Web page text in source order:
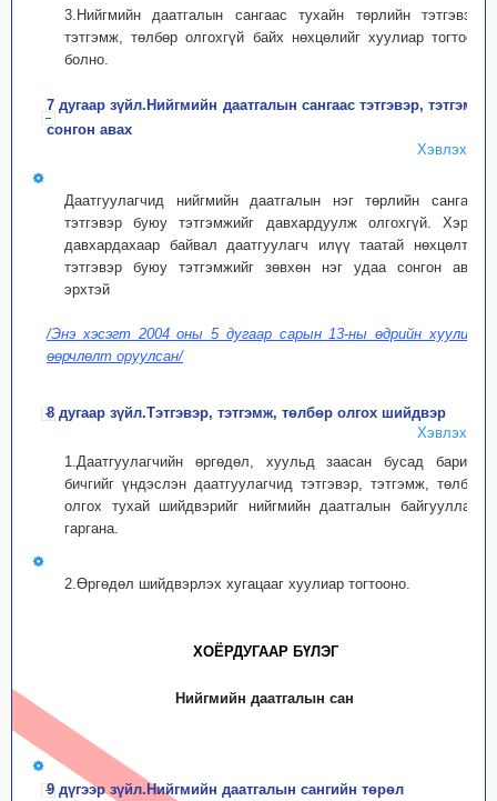
3.Нийгмийн даатгалын сангаас тухайн төрлийн тэтгэвэр,
тэтгэмж, төлбөр олгохгүй байх нөхцөлийг хуулиар тогтоож
болно.
7 дугаар зүйл.Нийгмийн даатгалын сангаас тэтгэвэр, тэтгэмж
сонгон авах
Хэвлэх
Даатгуулагчид нийгмийн даатгалын нэг төрлийн сангаас
тэтгэвэр буюу тэтгэмжийг давхардуулж олгохгүй. Хэрэв
давхардахаар байвал даатгуулагч илүү таатай нөхцөлтэй
тэтгэвэр буюу тэтгэмжийг зөвхөн нэг удаа сонгон авах
эрхтэй
/Энэ хэсэгт 2004 оны 5 дугаар сарын 13-ны өдрийн хуулиар
өөрчлөлт оруулсан/
8 дугаар зүйл.Тэтгэвэр, тэтгэмж, төлбөр олгох шийдвэр
Хэвлэх
1.Даатгуулагчийн өргөдөл, хуульд заасан бусад баримт
бичгийг үндэслэн даатгуулагчид тэтгэвэр, тэтгэмж, төлбөр
олгох тухай шийдвэрийг нийгмийн даатгалын байгууллага
гаргана.
2.Өргөдөл шийдвэрлэх хугацааг хуулиар тогтооно.
ХОЁРДУГААР БҮЛЭГ
Нийгмийн даатгалын сан
9 дүгээр зүйл.Нийгмийн даатгалын сангийн төрөл